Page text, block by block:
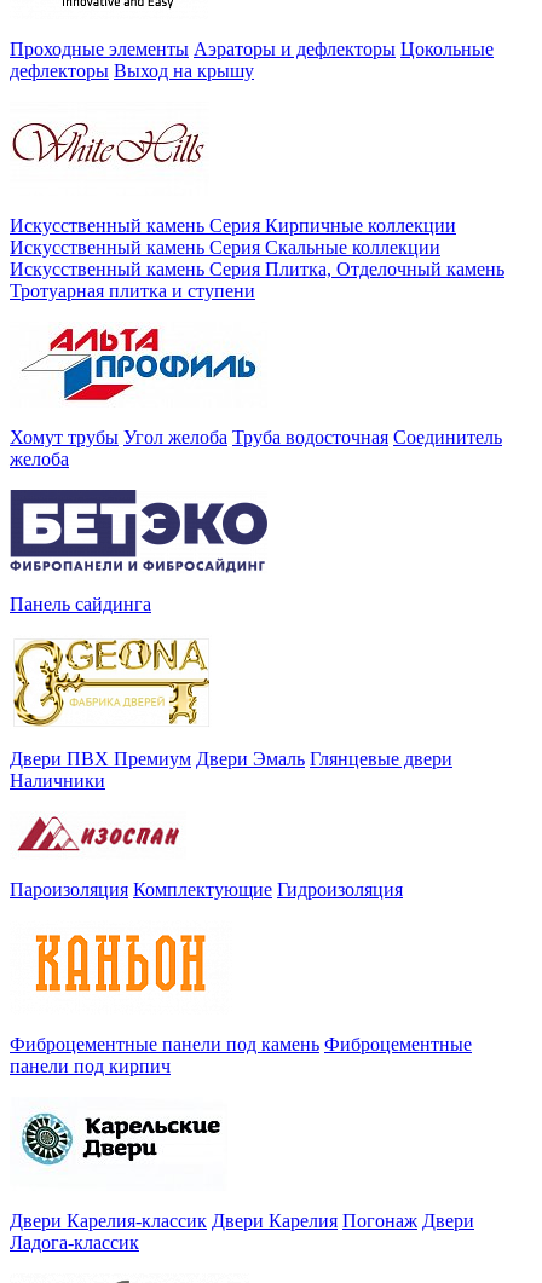
Проходные элементы Аэраторы и дефлекторы Цокольные
дефлекторы Выход на крышу
Искусственный камень Серия Кирпичные коллекции
Искусственный камень Серия Скальные коллекции
Искусственный камень Серия Плитка, Отделочный камень
Тротуарная плитка и ступени
Хомут трубы Угол желоба Труба водосточная Соединитель
желоба
Панель сайдинга
Двери ПВХ Премиум Двери Эмаль Глянцевые двери
Наличники
Пароизоляция Комплектующие Гидроизоляция
Фиброцементные панели под камень Фиброцементные
панели под кирпич
Двери Карелия-классик Двери Карелия Погонаж Двери
Ладога-классик